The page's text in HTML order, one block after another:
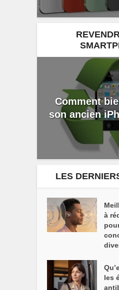
Comment
son ancien
LES
à
les